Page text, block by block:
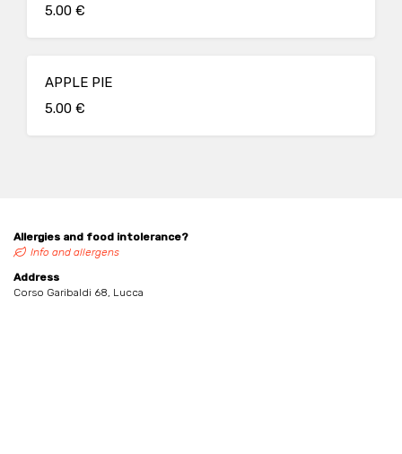
5.00 €
APPLE PIE
5.00 €
Allergies and food intolerance?
Info and allergens
Address
Corso Garibaldi 68, Lucca